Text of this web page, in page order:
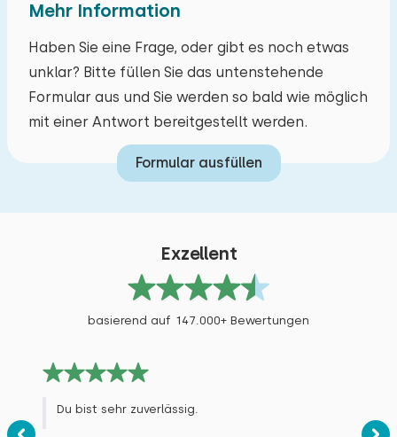
Mehr Information
Haben Sie eine Frage, oder gibt es noch etwas
unklar? Bitte füllen Sie das untenstehende
Formular aus und Sie werden so bald wie möglich
mit einer Antwort bereitgestellt werden.
Formular ausfüllen
Exzellent
basierend auf 147.000+ Bewertungen
Du bist sehr zuverlässig.